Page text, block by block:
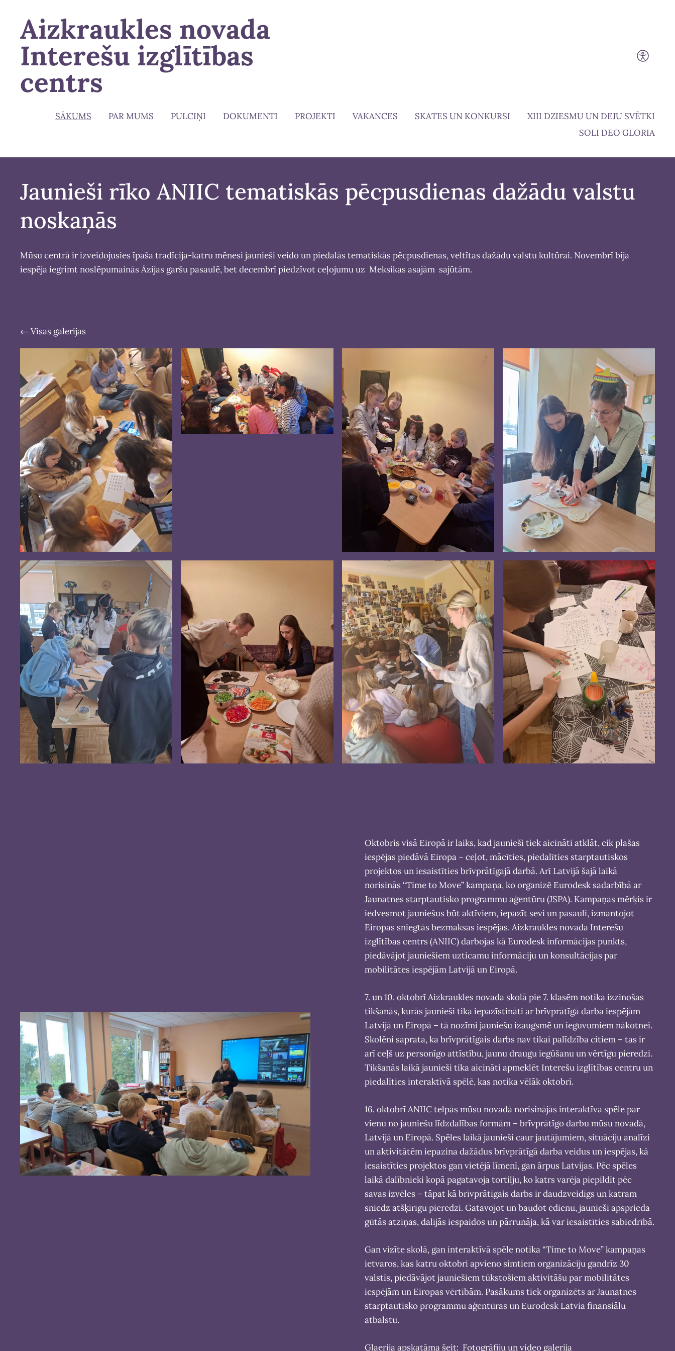
Aizkraukles novada
Interešu izglītības
centrs
SĀKUMS PAR MUMS PULCIŅI DOKUMENTI PROJEKTI VAKANCES SKATES UN KONKURSI
XIII DZIESMU UN DEJU SVĒTKI
SOLI DEO GLORIA
Jaunieši rīko ANIIC tematiskās pēcpusdienas dažādu valstu
noskaņās
Mūsu centrā ir izveidojusies īpaša tradīcija-katru mēnesi jaunieši veido un piedalās tematiskās pēcpusdienas, veltītas dažādu valstu kultūrai. Novembrī bija
iespēja iegrimt noslēpumainās Āzijas garšu pasaulē, bet decembrī piedzīvot ceļojumu uz Meksikas asajām sajūtām.
Visas galerijas
Oktobris visā Eiropā ir laiks, kad jaunieši tiek aicināti atklāt, cik plašas
iespējas piedāvā Eiropa – ceļot, mācīties, piedalīties starptautiskos
projektos un iesaistīties brīvprātīgajā darbā. Arī Latvijā šajā laikā
norisinās “Time to Move” kampaņa, ko organizē Eurodesk sadarbībā ar
Jaunatnes starptautisko programmu aģentūru (JSPA). Kampaņas mērķis ir
iedvesmot jauniešus būt aktīviem, iepazīt sevi un pasauli, izmantojot
Eiropas sniegtās bezmaksas iespējas. Aizkraukles novada Interešu
izglītības centrs (ANIIC) darbojas kā Eurodesk informācijas punkts,
piedāvājot jauniešiem uzticamu informāciju un konsultācijas par
mobilitātes iespējām Latvijā un Eiropā.
7. un 10. oktobrī Aizkraukles novada skolā pie 7. klasēm notika izzinošas
tikšanās, kurās jaunieši tika iepazīstināti ar brīvprātīgā darba iespējām
Latvijā un Eiropā – tā nozīmi jauniešu izaugsmē un ieguvumiem nākotnei.
Skolēni saprata, ka brīvprātīgais darbs nav tikai palīdzība citiem – tas ir
arī ceļš uz personīgo attīstību, jaunu draugu iegūšanu un vērtīgu pieredzi.
Tikšanās laikā jaunieši tika aicināti apmeklēt Interešu izglītības centru un
piedalīties interaktīvā spēlē, kas notika vēlāk oktobrī.
16. oktobrī ANIIC telpās mūsu novadā norisinājās interaktīva spēle par
vienu no jauniešu līdzdalības formām – brīvprātīgo darbu mūsu novadā,
Latvijā un Eiropā. Spēles laikā jaunieši caur jautājumiem, situāciju analīzi
un aktivitātēm iepazina dažādus brīvprātīgā darba veidus un iespējas, kā
iesaistīties projektos gan vietējā līmenī, gan ārpus Latvijas. Pēc spēles
laikā dalībnieki kopā pagatavoja tortilju, ko katrs varēja piepildīt pēc
savas izvēles – tāpat kā brīvprātīgais darbs ir daudzveidīgs un katram
sniedz atšķirīgu pieredzi. Gatavojot un baudot ēdienu, jaunieši apsprieda
gūtās atziņas, dalījās iespaidos un pārrunāja, kā var iesaistīties sabiedrībā.
Gan vizīte skolā, gan interaktīvā spēle notika “Time to Move” kampaņas
ietvaros, kas katru oktobri apvieno simtiem organizāciju gandrīz 30
valstīs, piedāvājot jauniešiem tūkstošiem aktivitāšu par mobilitātes
iespējām un Eiropas vērtībām. Pasākums tiek organizēts ar Jaunatnes
starptautisko programmu aģentūras un Eurodesk Latvia finansiālu
atbalstu.
Glaerija apskatāma šeit: Fotogrāfiju un video galerija